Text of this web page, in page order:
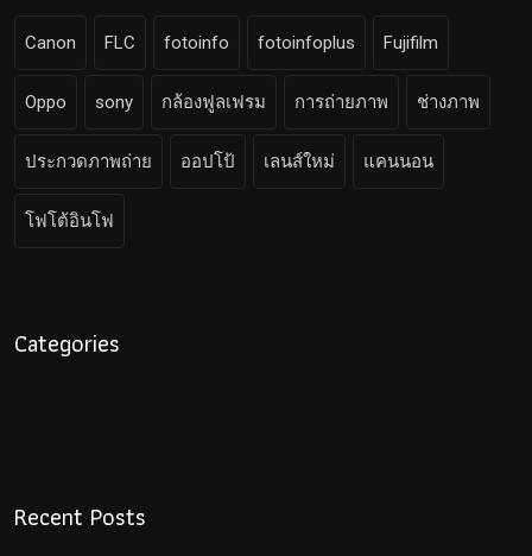
Canon FLC fotoinfo fotoinfoplus Fujifilm
Oppo sony กล้องฟูลเฟรม การถ่ายภาพ ช่างภาพ
ประกวดภาพถ่าย ออปโป้ เลนส์ใหม่ แคนนอน
โฟโต้อินโฟ
Categories
Recent Posts